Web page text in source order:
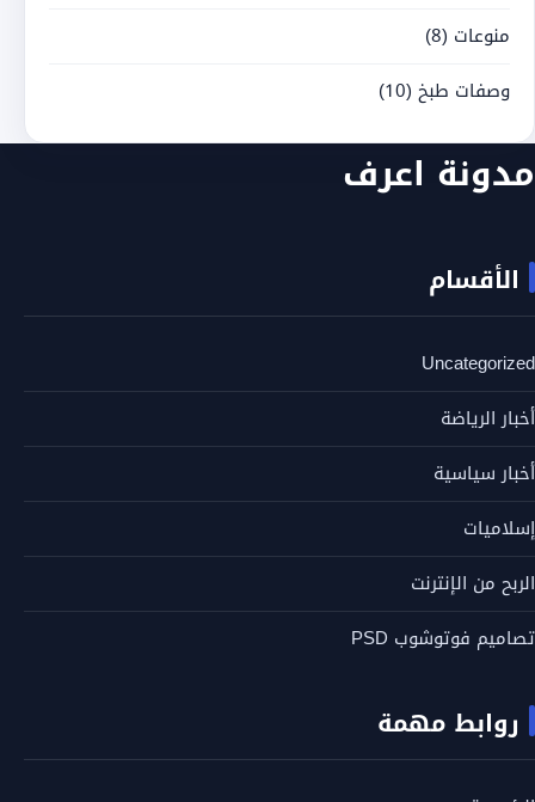
منوعات (8)
وصفات طبخ (10)
مدونة اعرف
الأقسام
Uncategorized
أخبار الرياضة
أخبار سياسية
إسلاميات
الربح من الإنترنت
تصاميم فوتوشوب PSD
روابط مهمة